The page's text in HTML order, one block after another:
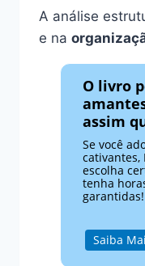
A análise
e na
O livro
assim
Se você
cativantes,
escolha
tenha
garantidas!
Saiba